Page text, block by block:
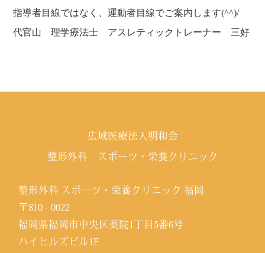
指導者目線ではなく、運動者目線でご案内します(^^)/
代官山 理学療法士 アスレティックトレーナー 三好
広域医療法人明和会
整形外科 スポーツ・栄養クリニック
整形外科 スポーツ・栄養クリニック 福岡
〒810 - 0022
福岡県福岡市中央区薬院1丁目5番6号
ハイヒルズビル1F